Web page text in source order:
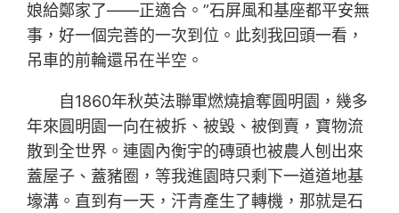
娘給鄭家了——正適合。”石屏風和基座都平安無
事，好一個完善的一次到位。此刻我回頭一看，
吊車的前輪還吊在半空。
自1860年秋英法聯軍燃燒搶奪圓明園，幾多
年來圓明園一向在被拆、被毀、被倒賣，寶物流
散到全世界。連園內衡宇的磚頭也被農人刨出來
蓋屋子、蓋豬圈，等我進園時只剩下一道道地基
壕溝。直到有一天，汗青產生了轉機，那就是石